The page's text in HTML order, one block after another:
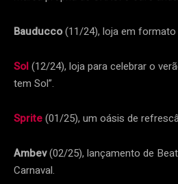
Bauducco(11/24), loja em formato
Sol(12/24), loja para celebrar o
tem Sol”.
Sprite(01/25), um oásis de
Ambev(02/25), lançamento de
Carnaval.